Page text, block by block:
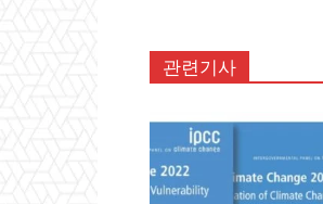
관련기사